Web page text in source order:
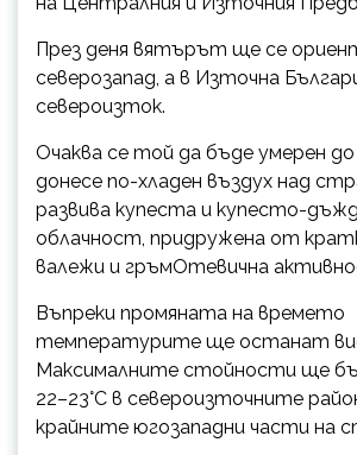
През деня вятърът ще се
северозапад, а в Източна
североизток.
Очаква се той да бъде умерен до
донесе по-хладен въздух над
развива купеста и купесто-
облачност, придружена от
валежи и гръмОтевична
Въпреки промяната на времето
температурите ще останат
Максималните стойности ще
22–23°C в североизточните
крайните югозападни части на